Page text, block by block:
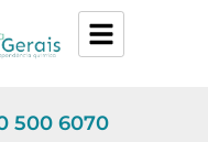
500 6070